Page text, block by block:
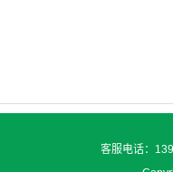
客服电话：